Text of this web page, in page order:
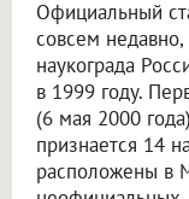
Официальный
совсем
наукограда
в 1999 году.
(6 мая 2000
признается 14
расположены в